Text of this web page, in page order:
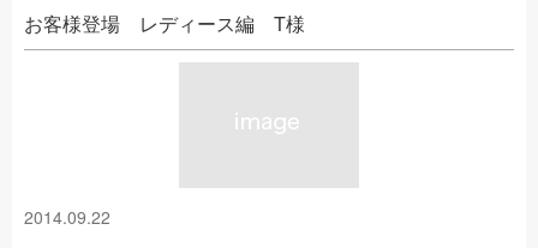
お客様登場 レディース編 T様
2014.09.22